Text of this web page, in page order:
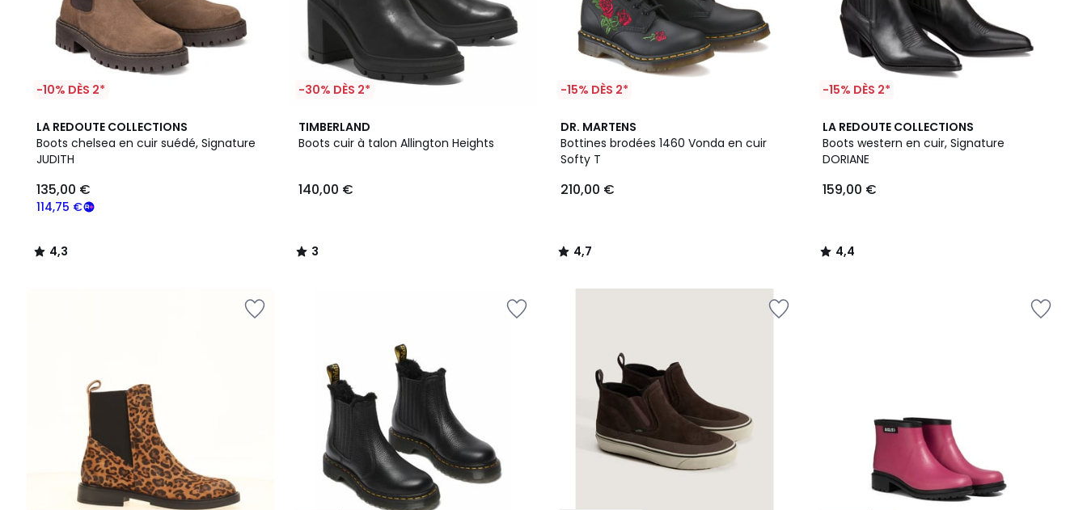
-10% DÈS 2*
LA REDOUTE COLLECTIONS
Boots chelsea en cuir suédé, Signature
JUDITH
114,75 €
135,00 €
4,3
/ 5
4,3
/
-30% DÈS 2*
TIMBERLAND
Boots cuir à talon Allington Heights
140,00 €
3
/
3
/
-15% DÈS 2*
DR. MARTENS
Bottines brodées 1460 Vonda en cuir
Softy T
210,00 €
4,7
/ 5
4,7
/
-15% DÈS 2*
LA REDOUTE COLLECTIONS
Boots western en cuir, Signature
DORIANE
159,00 €
4,4
/ 5
4,4
/